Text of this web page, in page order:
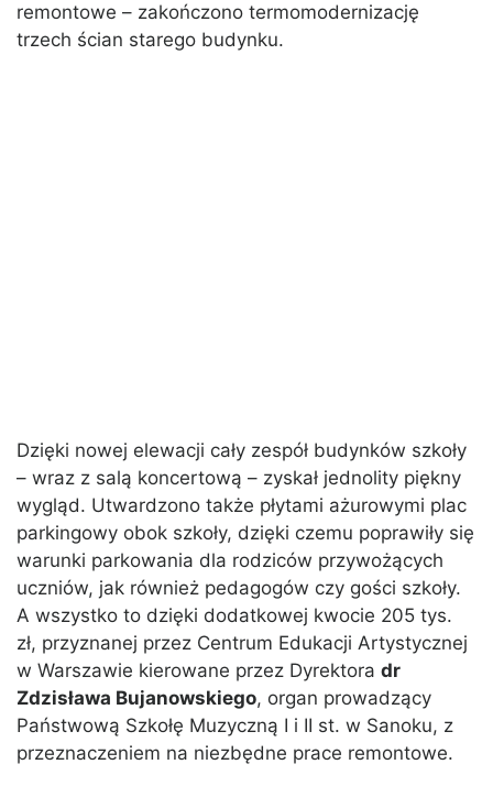
remontowe – zakończono termomodernizację
trzech ścian starego budynku.
Dzięki nowej elewacji cały zespół budynków szkoły
– wraz z salą koncertową – zyskał jednolity piękny
wygląd. Utwardzono także płytami ażurowymi plac
parkingowy obok szkoły, dzięki czemu poprawiły się
warunki parkowania dla rodziców przywożących
uczniów, jak również pedagogów czy gości szkoły.
A wszystko to dzięki dodatkowej kwocie 205 tys.
zł, przyznanej przez Centrum Edukacji Artystycznej
w Warszawie kierowane przez Dyrektora dr
Zdzisława Bujanowskiego, organ prowadzący
Państwową Szkołę Muzyczną I i II st. w Sanoku, z
przeznaczeniem na niezbędne prace remontowe.